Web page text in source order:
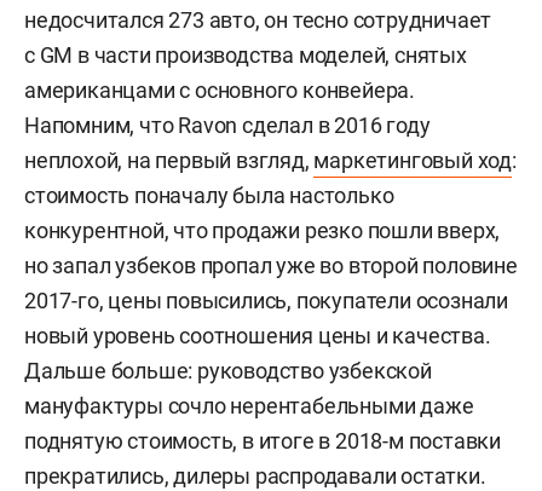
недосчитался 273 авто, он тесно сотрудничает
с GM в части производства моделей, снятых
американцами с основного конвейера.
Напомним, что Ravon сделал в 2016 году
неплохой, на первый взгляд, маркетинговый ход:
стоимость поначалу была настолько
конкурентной, что продажи резко пошли вверх,
но запал узбеков пропал уже во второй половине
2017-го, цены повысились, покупатели осознали
новый уровень соотношения цены и качества.
Дальше больше: руководство узбекской
мануфактуры сочло нерентабельными даже
поднятую стоимость, в итоге в 2018-м поставки
прекратились, дилеры распродавали остатки.